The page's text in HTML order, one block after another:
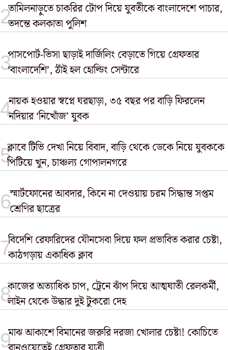
তামিলনাড়ুতে চাকরির টোপ দিয়ে যুবতীকে বাংলাদেশে পাচার,
তদন্তে কলকাতা পুলিশ
পাসপোর্ট-ভিসা ছাড়াই দার্জিলিং বেড়াতে গিয়ে গ্রেফতার
‘বাংলাদেশি’, ঠাঁই হল হোল্ডিং সেন্টারে
নায়ক হওয়ার স্বপ্নে ঘরছাড়া, ৩৫ বছর পর বাড়ি ফিরলেন
নদিয়ার ‘নিখোঁজ’ যুবক
ক্লাবে টিভি দেখা নিয়ে বিবাদ, বাড়ি থেকে ডেকে নিয়ে যুবককে
পিটিয়ে খুন, চাঞ্চল্য গোপালনগরে
স্মার্টফোনের আবদার, কিনে না দেওয়ায় চরম সিদ্ধান্ত সপ্তম
শ্রেণির ছাত্রের
বিদেশি রেফারিদের যৌনসেবা দিয়ে ফল প্রভাবিত করার চেষ্টা,
কাঠগড়ায় একাধিক ক্লাব
​কাজের অত্যাধিক চাপ, ট্রেনে ঝাঁপ দিয়ে আত্মঘাতী রেলকর্মী,
লাইন থেকে উদ্ধার দুই টুকরো দেহ
মাঝ আকাশে বিমানের জরুরি দরজা খোলার চেষ্টা! কোচিতে